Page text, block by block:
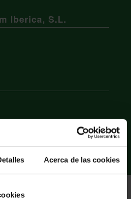
Acerca de las cookies
Iberica, S.L.